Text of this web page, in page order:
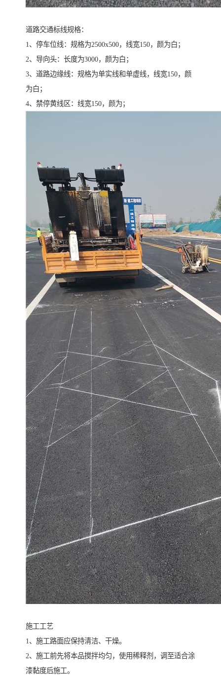
道路交通标线规格：
1、停车位线：规格为2500x500，线宽150，颜为白；
2、导向头：长度为3000，颜为白；
3、道路边缘线：规格为单实线和单虚线，线宽150，颜
为白；
4、禁停黄线区：线宽150，颜为；
施工工艺
1、施工路面应保持清洁、干燥。
2、施工前先将本品搅拌均匀，使用稀释剂，调至适合涂
漆黏度后施工。